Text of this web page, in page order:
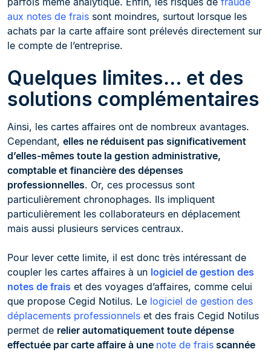
aux notes de frais sont moindres, surtout lorsque les
achats par la carte affaire sont prélevés directement sur
le compte de l’entreprise.
Quelques limites… et des
solutions complémentaires
Ainsi, les cartes affaires ont de nombreux avantages.
Cependant, elles ne réduisent pas significativement
d’elles-mêmes toute la gestion administrative,
comptable et financière des dépenses
professionnelles. Or, ces processus sont
particulièrement chronophages. Ils impliquent
particulièrement les collaborateurs en déplacement
mais aussi plusieurs services centraux.
Pour lever cette limite, il est donc très intéressant de
coupler les cartes affaires à un logiciel de gestion des
notes de frais et des voyages d’affaires, comme celui
que propose Cegid Notilus. Le logiciel de gestion des
déplacements professionnels et des frais Cegid Notilus
permet de relier automatiquement toute dépense
effectuée par carte affaire à une note de frais scannée